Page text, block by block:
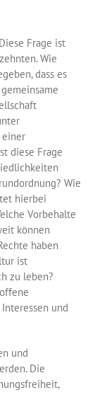
Frage ist
Wie
dass es
einer
diese Frage
Wie
hierbei
Vorbehalte
können
haben
ist
zu leben?
und
und
Die